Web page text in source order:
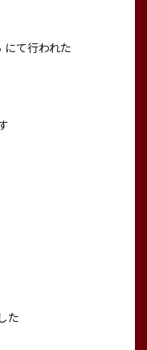
にて行われた
た